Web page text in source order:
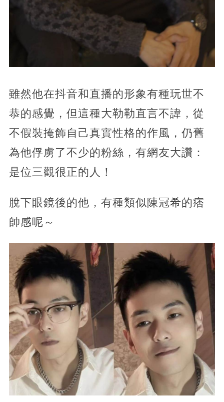
雖然他在抖音和直播的形象有種玩世不
恭的感覺，但這種大勒勒直言不諱，從
不假裝掩飾自己真實性格的作風，仍舊
為他俘虜了不少的粉絲，有網友大讚：
是位三觀很正的人！
脫下眼鏡後的他，有種類似陳冠希的痞
帥感呢～